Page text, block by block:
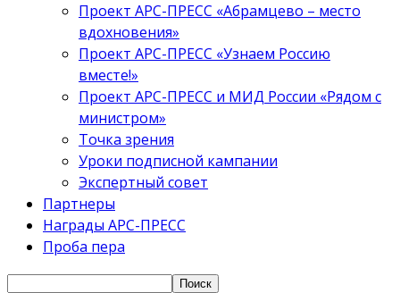
Проект АРС-ПРЕСС «Абрамцево – место
вдохновения»
Проект АРС-ПРЕСС «Узнаем Россию
вместе!»
Проект АРС-ПРЕСС и МИД России «Рядом с
министром»
Точка зрения
Уроки подписной кампании
Экспертный совет
Партнеры
Награды АРС-ПРЕСС
Проба пера